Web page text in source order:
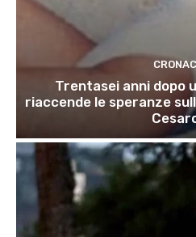
Trentasei anni dopo
riaccende le speranze